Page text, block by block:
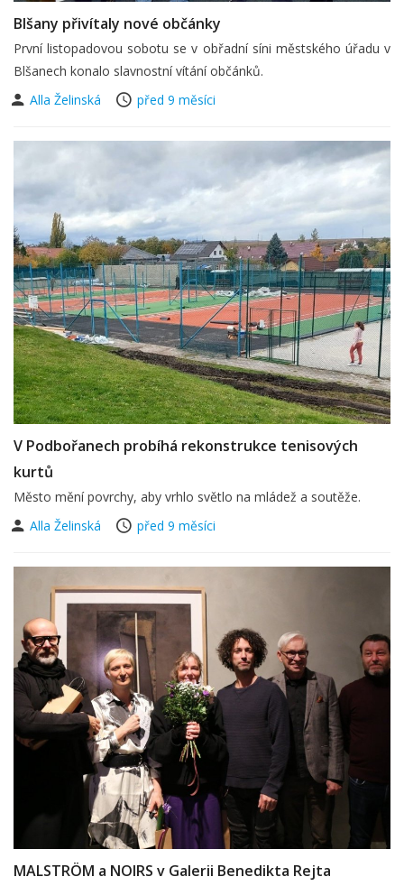
Blšany přivítaly nové občánky
První listopadovou sobotu se v obřadní síni městského úřadu v
Blšanech konalo slavnostní vítání občánků.
Alla Želinská
před 9 měsíci
V Podbořanech probíhá rekonstrukce tenisových
kurtů
Město mění povrchy, aby vrhlo světlo na mládež a soutěže.
Alla Želinská
před 9 měsíci
MALSTRÖM a NOIRS v Galerii Benedikta Rejta